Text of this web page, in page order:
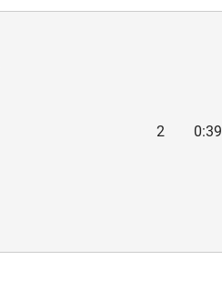
2 0:39